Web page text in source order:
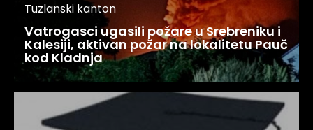
Tuzlanski kanton
Vatrogasci ugasili požare u Srebreniku i
Kalesiji, aktivan požar na lokalitetu Pauč
kod Kladnja